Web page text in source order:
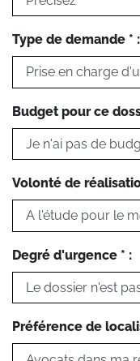
Type de demande * :
Budget pour ce
Volonté de
Degré d'urgence * :
Préférence de